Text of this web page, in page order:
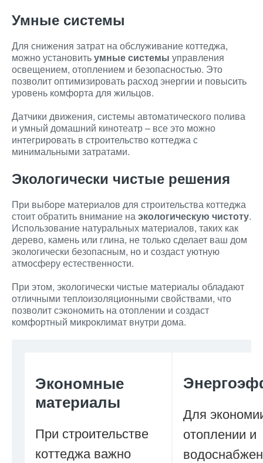
Умные системы
Для снижения затрат на обслуживание коттеджа,
можно установитьумные системы управления
освещением, отоплением и безопасностью. Это
позволит оптимизировать расход энергии и повысить
уровень комфорта для жильцов.
Датчики движения, системы автоматического полива
и умный домашний кинотеатр – все это можно
интегрировать в строительство коттеджа с
минимальными затратами.
Экологически чистые решения
При выборе материалов для строительства коттеджа
стоит обратить внимание наэкологическую чистоту.
Использование натуральных материалов, таких как
дерево, камень или глина, не только сделает ваш дом
экологически безопасным, но и создаст уютную
атмосферу естественности.
При этом, экологически чистые материалы обладают
отличными теплоизоляционными свойствами, что
позволит сэкономить на отоплении и создаст
комфортный микроклимат внутри дома.
Экономные
материалы
При строительстве
коттеджа важно
Для
отоплении и